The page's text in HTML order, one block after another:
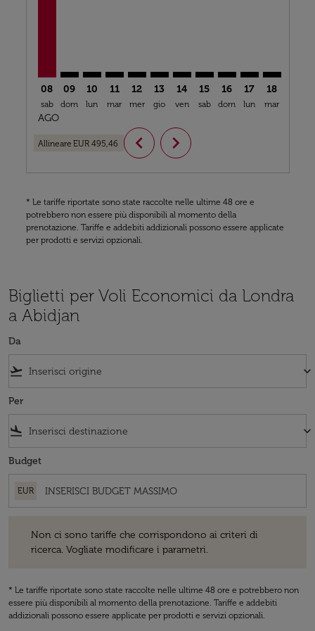
08
sab
AGO
09
dom
10
lun
11
mar
12
mer
13
gio
14
ven
15
sab
16
dom
17
lun
18
mar
Allineare EUR 495,46 chevron_left chevron_right
* Le tariffe riportate sono state raccolte nelle ultime 48 ore e
potrebbero non essere più disponibili al momento della
prenotazione. Tariffe e addebiti addizionali possono essere applicate
per prodotti e servizi opzionali.
Biglietti per Voli Economici da Londra
a Abidjan
Da
flight_takeoff keyboard_arrow_down
Per
flight_land keyboard_arrow_down
Budget
EUR
Non ci sono tariffe che corrispondono ai criteri di
ricerca. Vogliate modificare i parametri.
* Le tariffe riportate sono state raccolte nelle ultime 48 ore e potrebbero non
essere più disponibili al momento della prenotazione. Tariffe e addebiti
addizionali possono essere applicate per prodotti e servizi opzionali.